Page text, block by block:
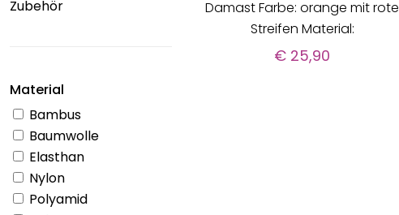
Zubehör
Material
Bambus
Baumwolle
Elasthan
Nylon
Polyamid
Damast Farbe: orange mit rote
Streifen Material:
€ 25,90